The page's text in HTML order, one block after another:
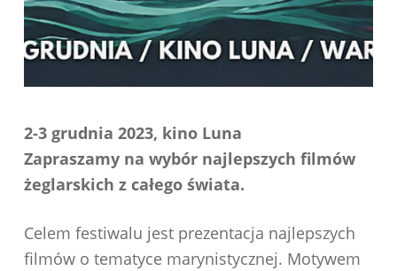
2-3 grudnia 2023, kino Luna
Zapraszamy na wybór najlepszych filmów
żeglarskich z całego świata.
Celem festiwalu jest prezentacja najlepszych
filmów o tematyce marynistycznej. Motywem